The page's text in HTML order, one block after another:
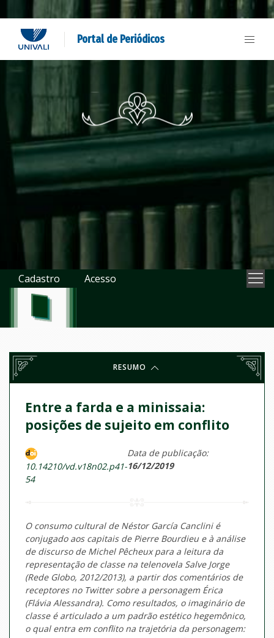
Portal de Periódicos
Cadastro Acesso
RESUMO
Entre a farda e a minissaia:
posições de sujeito em conflito
10.14210/vd.v18n02.p41-
54
Data de publicação:
16/12/2019
O consumo cultural de Néstor García Canclini é
conjugado aos capitais de Pierre Bourdieu e à análise
de discurso de Michel Pêcheux para a leitura da
representação de classe na telenovela Salve Jorge
(Rede Globo, 2012/2013), a partir dos comentários de
receptores no Twitter sobre a personagem Érica
(Flávia Alessandra). Como resultados, o imaginário de
classe é articulado a um padrão estético hegemônico,
o qual entra em conflito na trajetória da personagem: